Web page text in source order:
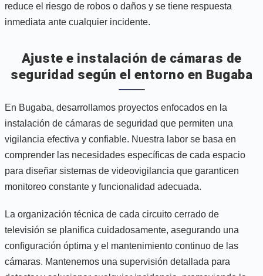
reduce el riesgo de robos o daños y se tiene respuesta
inmediata ante cualquier incidente.
Ajuste e instalación de cámaras de
seguridad según el entorno en Bugaba
En Bugaba, desarrollamos proyectos enfocados en la
instalación de cámaras de seguridad que permiten una
vigilancia efectiva y confiable. Nuestra labor se basa en
comprender las necesidades específicas de cada espacio
para diseñar sistemas de videovigilancia que garanticen
monitoreo constante y funcionalidad adecuada.
La organización técnica de cada circuito cerrado de
televisión se planifica cuidadosamente, asegurando una
configuración óptima y el mantenimiento continuo de las
cámaras. Mantenemos una supervisión detallada para